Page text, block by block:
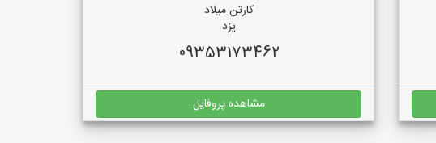
کارتن میلاد
یزد
09353173462
مشاهده پروفایل